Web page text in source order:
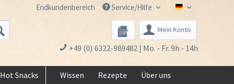
Chili-
Service/Hilfe
Endkundenbereich
Mein Konto
+49 (0) 6322-989482 | Mo. - Fr. 9h - 14h
Hot Snacks Wissen Rezepte Über uns